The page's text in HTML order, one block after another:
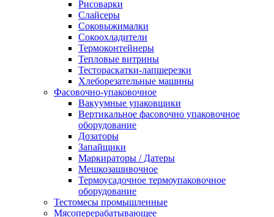
Рисоварки
Слайсеры
Соковыжималки
Сокоохладители
Термоконтейнеры
Тепловые витрины
Тестораскатки-лапшерезки
Хлеборезательные машины
Фасовочно-упаковочное
Вакуумные упаковщики
Вертикальное фасовочно упаковочное
оборудование
Дозаторы
Запайщики
Маркираторы / Датеры
Мешкозашивочное
Термоусадочное термоупаковочное
оборудование
Тестомесы промышленные
Мясоперерабатывающее